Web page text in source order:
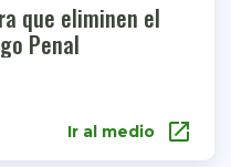
que eliminen el
Penal
Ir al medio open_in_new